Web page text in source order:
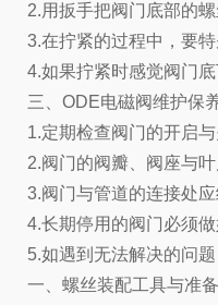
2.用扳手把阀门底部的
3.在拧紧的过程中，要
4.如果拧紧时感觉阀门
三、ODE电磁阀维护保
1.定期检查阀门的开启
2.阀门的阀瓣、阀座与
3.阀门与管道的连接处
4.长期停用的阀门必须
5.如遇到无法解决的问
一、螺丝装配工具与准备